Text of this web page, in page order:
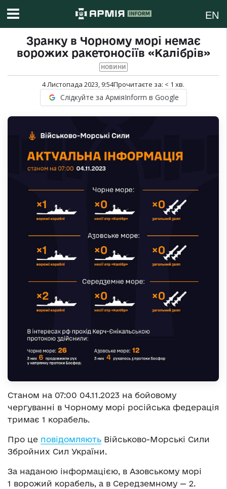
EN
Зранку в Чорному морі немає
ворожих ракетоносіїв «Калібрів»
НОВИНИ
4 Листопада 2023, 9:54Прочитаєте за: < 1 хв.
Слідкуйте за АрміяInform в Google
Станом на 07:00 04.11.2023 на бойовому
чергуванні в Чорному морі російська федерація
тримає 1 корабель.
Про це повідомляють Військово-Морські Сили
Збройних Сил України.
За наданою інформацією, в Азовському морі
1 ворожий корабель, а в Середземному — 2.